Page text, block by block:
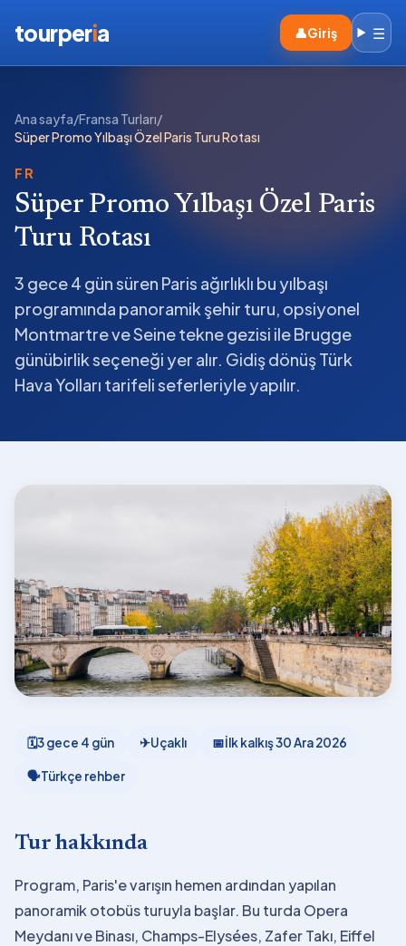
tourperia 👤Giriş ☰
Ana sayfa/Fransa Turları/
Süper Promo Yılbaşı Özel Paris Turu Rotası
FR
Süper Promo Yılbaşı Özel Paris
Turu Rotası
3 gece 4 gün süren Paris ağırlıklı bu yılbaşı
programında panoramik şehir turu, opsiyonel
Montmartre ve Seine tekne gezisi ile Brugge
günübirlik seçeneği yer alır. Gidiş dönüş Türk
Hava Yolları tarifeli seferleriyle yapılır.
🗓3 gece 4 gün ✈Uçaklı 📅İlk kalkış30 Ara 2026
🗣Türkçe rehber
Tur hakkında
Program, Paris'e varışın hemen ardından yapılan
panoramik otobüs turuyla başlar. Bu turda Opera
Meydanı ve Binası, Champs-Elysées, Zafer Takı, Eiffel